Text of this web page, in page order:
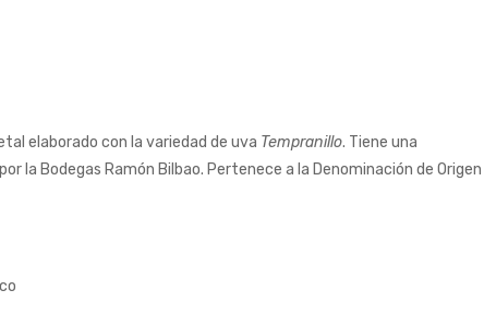
elaborado con la variedad de uva Tempranillo. Tiene una
la Bodegas Ramón Bilbao. Pertenece a la Denominación de Origen